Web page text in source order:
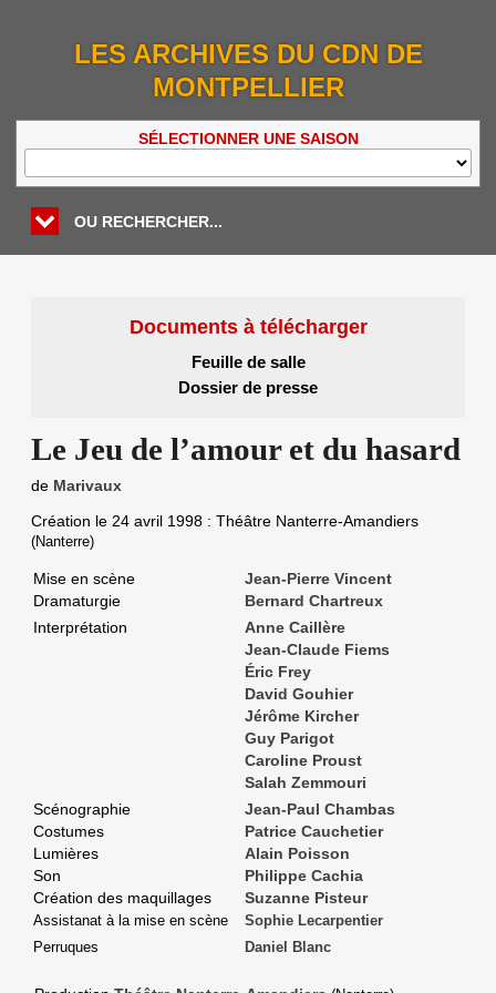
LES ARCHIVES DU CDN DE
MONTPELLIER
SÉLECTIONNER UNE SAISON
OU RECHERCHER...
Documents à télécharger
Feuille de salle
Dossier de presse
Le Jeu de l’amour et du hasard
de Marivaux
Création le 24 avril 1998 : Théâtre Nanterre-Amandiers
(Nanterre)
Mise en scène
Jean-Pierre Vincent
Dramaturgie
Bernard Chartreux
Interprétation
Anne Caillère
Jean-Claude Fiems
Éric Frey
David Gouhier
Jérôme Kircher
Guy Parigot
Caroline Proust
Salah Zemmouri
Scénographie
Jean-Paul Chambas
Costumes
Patrice Cauchetier
Lumières
Alain Poisson
Son
Philippe Cachia
Création des maquillages
Suzanne Pisteur
Assistanat à la mise en scène
Sophie Lecarpentier
Perruques
Daniel Blanc